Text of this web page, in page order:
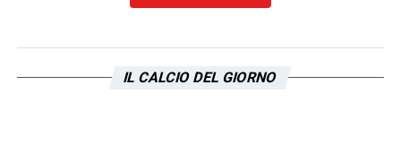
per il francese, le giocherebbe davvero tutte
IL CALCIO DEL GIORNO